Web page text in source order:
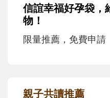
信誼幸福好孕袋，
物！
限量推薦，免費申請
親子共讀推薦